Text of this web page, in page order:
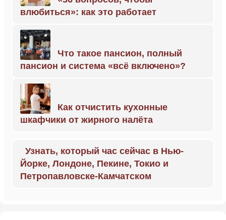
влюбиться»: как это работает
Что такое пансион, полный
пансион и система «всё включено»?
Как отчистить кухонные
шкафчики от жирного налёта
Узнать, который час сейчас в Нью-
Йорке, Лондоне, Пекине, Токио и
Петропавловске-Камчатском